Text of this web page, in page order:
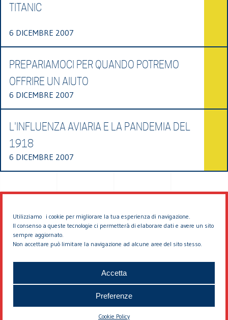
Utilizziamo i cookie per migliorare la tua esperienza di navigazione.
Il consenso a queste tecnologie ci permetterà di elaborare dati e avere un sito
sempre aggiornato.
Non accettare può limitare la navigazione ad alcune aree del sito stesso.
Accetta
Preferenze
Cookie Policy
TITANIC
6 DICEMBRE 2007
PREPARIAMOCI PER QUANDO POTREMO
OFFRIRE UN AIUTO
6 DICEMBRE 2007
L'INFLUENZA AVIARIA E LA PANDEMIA DEL
1918
6 DICEMBRE 2007
© 2026 EDDYBURG